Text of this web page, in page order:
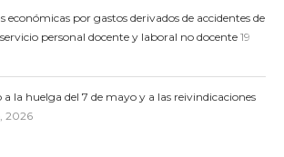
económicas por gastos derivados de accidentes de
personal docente y laboral no docente 19
a la huelga del 7 de mayo y a las reivindicaciones
2026